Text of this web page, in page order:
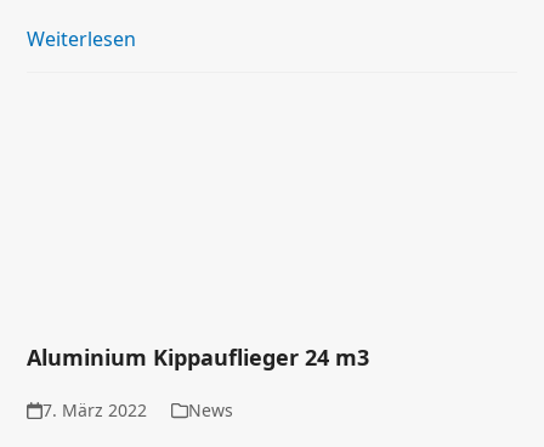
Weiterlesen
Aluminium Kippauflieger 24 m3
7. März 2022 News